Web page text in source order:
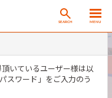
SEARCH MENU
いているユーザー様は以
スワード」をご入力のう